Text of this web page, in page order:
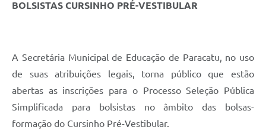
BOLSISTAS CURSINHO PRÉ-VESTIBULAR
A Secretária Municipal de Educação de Paracatu, no uso
de suas atribuições legais, torna público que estão
abertas as inscrições para o Processo Seleção Pública
Simplificada para bolsistas no âmbito das bolsas-
formação do Cursinho Pré-Vestibular.